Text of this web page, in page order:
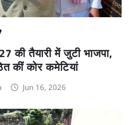
की तैयारी में जुटी भाजपा,
कीं कोर कमेटियां
Jun 16, 2026